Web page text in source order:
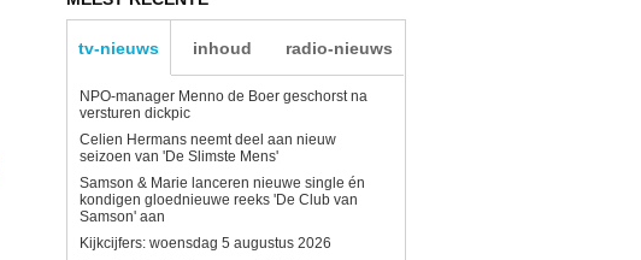
tv-nieuws inhoud radio-nieuws
NPO-manager Menno de Boer geschorst na
versturen dickpic
Celien Hermans neemt deel aan nieuw
seizoen van 'De Slimste Mens'
Samson & Marie lanceren nieuwe single én
kondigen gloednieuwe reeks 'De Club van
Samson' aan
Kijkcijfers: woensdag 5 augustus 2026